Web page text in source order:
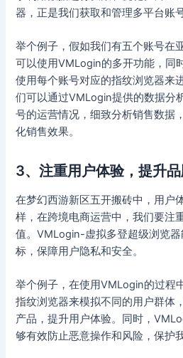
器，正是我们获取和管理多平台账
举个例子，假如我们有五个账号在
可以使用VMLogin的多开功能，同
使用每个账号对应的指纹浏览器来
们可以通过VMLogin提供的数据分
号的运营情况，细致分析销售数据
化销售效果。
3、注重用户体验，提升
在梦幻西游新区五开搬砖中，用户
样，在跨境电商运营中，我们要注
值。VMLogin-虚拟多登超级浏览
标，保障用户隐私和安全。
举个例子，在使用VMLogin的过程
指纹浏览器来模拟不同的用户群体
产品，提升用户体验。同时，
够有效防止恶意操作和风险，保护